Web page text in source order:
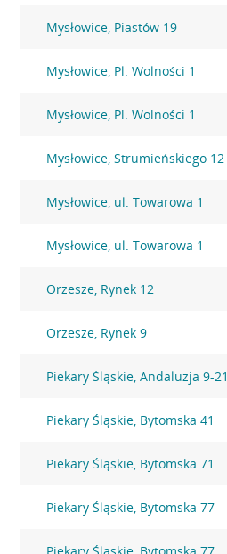
Mysłowice, Piastów 19
Mysłowice, Pl. Wolności 1
Mysłowice, Pl. Wolności 1
Mysłowice, Strumieńskiego 12
Mysłowice, ul. Towarowa 1
Mysłowice, ul. Towarowa 1
Orzesze, Rynek 12
Orzesze, Rynek 9
Piekary Śląskie, Andaluzja 9-21
Piekary Śląskie, Bytomska 41
Piekary Śląskie, Bytomska 71
Piekary Śląskie, Bytomska 77